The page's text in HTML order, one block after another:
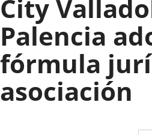
City
Palencia
fórmula
asociación